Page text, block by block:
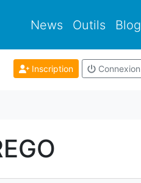
News Outils Blog
Inscription Connexion